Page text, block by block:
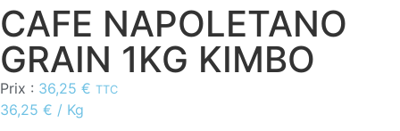
CAFE NAPOLETANO
GRAIN 1KG KIMBO
Prix : 36,25 € TTC
36,25 € / Kg